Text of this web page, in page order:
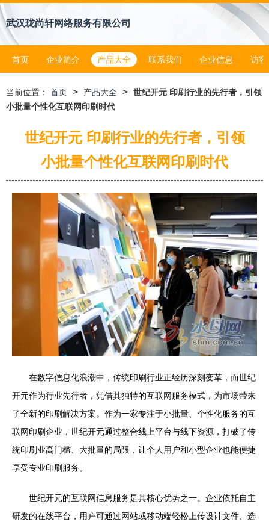
武汉珑尚轩网络服务有限公司
首页 企业简介 产品大全 联系我们 企业信息 访客
当前位置： 首页 > 产品大全 > 世纪开元 印刷行业的先行者，引领
小批量个性化互联网印刷时代
世纪开元 印刷行业的先行者，引领
小批量个性化互联网印刷时代
在数字信息化浪潮中，传统印刷行业正经历深刻变革，而世纪
开元作为行业先行者，凭借其独特的互联网服务模式，为市场带来
了全新的印刷解决方案。作为一家专注于小批量、个性化服务的互
联网印刷企业，世纪开元通过整合线上平台与线下资源，打破了传
统印刷业高门槛、大批量的局限，让个人用户和小型企业也能便捷
享受专业印刷服务。
世纪开元的互联网信息服务是其核心优势之一。企业依托自主
研发的在线平台，用户可通过网站或移动端轻松上传设计文件、选